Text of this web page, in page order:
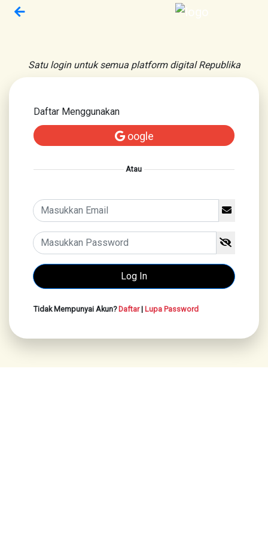
Satu login untuk semua platform digital Republika
Daftar Menggunakan
oogle
Atau
Tidak Mempunyai Akun?Daftar| Lupa Password